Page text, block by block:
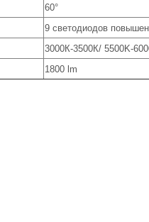
60°
9 светодиодов
3000К-3500К/ 5500K-
1800 lm